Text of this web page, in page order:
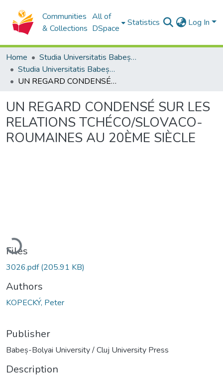
Communities
& Collections
All of
DSpace
Statistics Log In
Home
Studia Universitatis Babeș-Bolyai Collection
Studia Universitatis Babeș-Bolyai Philologia
UN REGARD CONDENSÉ SUR LES RELATIONS TCHÉCO/SLOVACO-ROUMAINES AU 20ÈME SIÈCLE
UN REGARD CONDENSÉ SUR LES
RELATIONS TCHÉCO/SLOVACO-
ROUMAINES AU 20ÈME SIÈCLE
Loading...
Files
3026.pdf(205.91 KB)
Authors
KOPECKÝ, Peter
Publisher
Babeș-Bolyai University / Cluj University Press
Description